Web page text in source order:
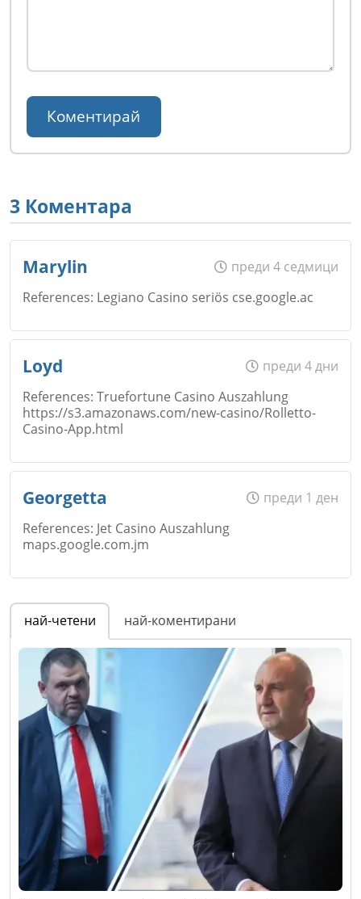
3 Коментара
Marylin
преди 4 седмици
References: Legiano Casino seriös cse.google.ac
Коментар*
Откажи
Loyd
преди 4 дни
References: Truefortune Casino Auszahlung
https://s3.amazonaws.com/new-casino/Rolletto-
Casino-App.html
Email
Коментар *
Откажи
Georgetta
преди 1 ден
References: Jet Casino Auszahlung
maps.google.com.jm
Име*
Email
Коментар*
най-четени най-коментирани